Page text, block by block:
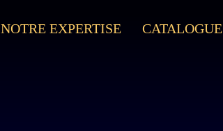
NOTRE EXPERTISE CATALOGUE